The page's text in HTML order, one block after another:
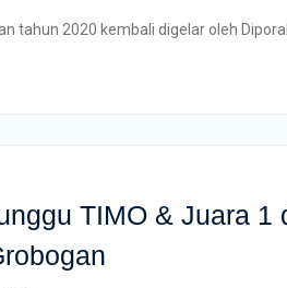
tahun 2020 kembali digelar oleh
TIMO & Juara 1